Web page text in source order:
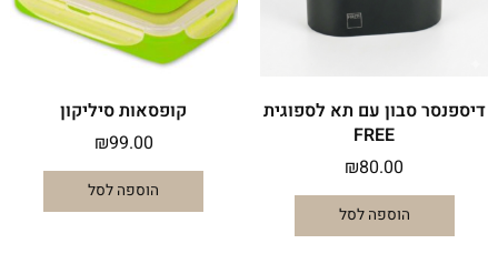
דיספנסר סבון עם תא לספוגית
FREE
₪80.00
הוספה לסל
קופסאות סיליקון
₪99.00
הוספה לסל